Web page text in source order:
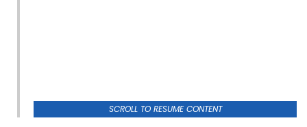
SCROLL TO RESUME CONTENT